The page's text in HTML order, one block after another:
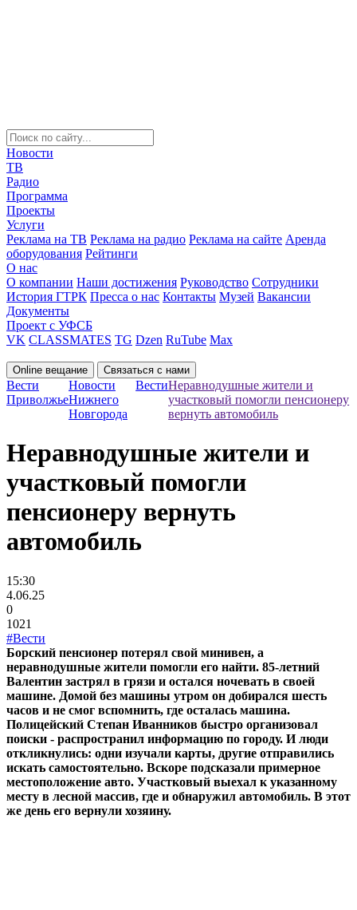
Новости
ТВ
Радио
Программа
Проекты
Услуги
Реклама на ТВ Реклама на радио Реклама на сайте Аренда
оборудования Рейтинги
О нас
О компании Наши достижения Руководство Сотрудники
История ГТРК Пресса о нас Контакты Музей Вакансии
Документы
Проект с УФСБ
VK CLASSMATES TG Dzen RuTube Max
Online вещание Связаться с нами
Вести
Приволжье
Новости
Нижнего
Новгорода
ВестиНеравнодушные жители и
участковый помогли пенсионеру
вернуть автомобиль
Неравнодушные жители и
участковый помогли
пенсионеру вернуть
автомобиль
15:30
4.06.25
0
1021
#Вести
Борский пенсионер потерял свой минивен, а
неравнодушные жители помогли его найти. 85-летний
Валентин застрял в грязи и остался ночевать в своей
машине. Домой без машины утром он добирался шесть
часов и не смог вспомнить, где осталась машина.
Полицейский Степан Иванников быстро организовал
поиски - распространил информацию по городу. И люди
откликнулись: одни изучали карты, другие отправились
искать самостоятельно. Вскоре подсказали примерное
местоположение авто. Участковый выехал к указанному
месту в лесной массив, где и обнаружил автомобиль. В этот
же день его вернули хозяину.